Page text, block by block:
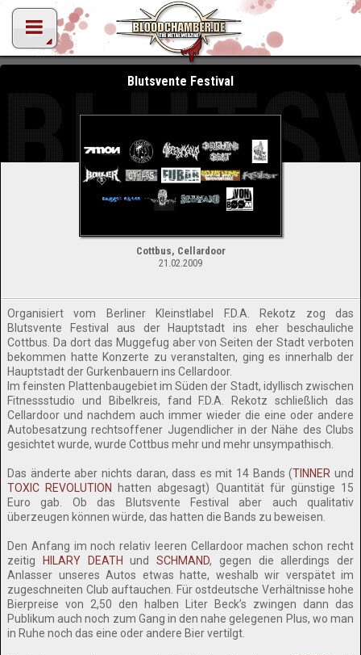
Blutsvente Festival
Cottbus, Cellardoor
21.02.2009
Organisiert vom Berliner Kleinstlabel F.D.A. Rekotz zog das
Blutsvente Festival aus der Hauptstadt ins eher beschauliche
Cottbus. Da dort das Muggefug aber von Seiten der Stadt verboten
bekommen hatte Konzerte zu veranstalten, ging es innerhalb der
Hauptstadt der Gurkenbauern ins Cellardoor.
Im feinsten Plattenbaugebiet im Süden der Stadt, idyllisch zwischen
Fitnessstudio und Bibelkreis, fand F.D.A. Rekotz schließlich das
Cellardoor und nachdem auch immer wieder die eine oder andere
Autobesatzung rechtsoffener Jugendlicher in der Nähe des Clubs
gesichtet wurde, wurde Cottbus mehr und mehr unsympathisch.
Das änderte aber nichts daran, dass es mit 14 Bands (TINNER und
TOXIC REVOLUTION
hatten abgesagt) Quantität für günstige 15
Euro gab. Ob das Blutsvente Festival aber auch qualitativ
überzeugen können würde, das hatten die Bands zu beweisen.
Den Anfang im noch relativ leeren Cellardoor machen schon recht
zeitig
HILARY DEATH und SCHMAND, gegen die allerdings der
Anlasser unseres Autos etwas hatte, weshalb wir verspätet im
zugeschneiten Club auftauchen. Für ostdeutsche Verhältnisse hohe
Bierpreise von 2,50 den halben Liter Beck’s zwingen dann das
Publikum auch noch zum Gang in den nahe gelegenen Plus, wo man
in Ruhe noch das eine oder andere Bier vertilgt.